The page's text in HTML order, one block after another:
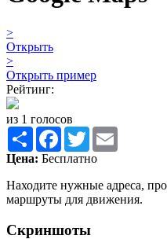
>
Открыть
>
Открыть пример
Рейтинг:
из 1 голосов
Share Facebook
Twitter
Цена: Бесплатно
Находите нужные адреса,
маршруты для движения.
Скриншоты